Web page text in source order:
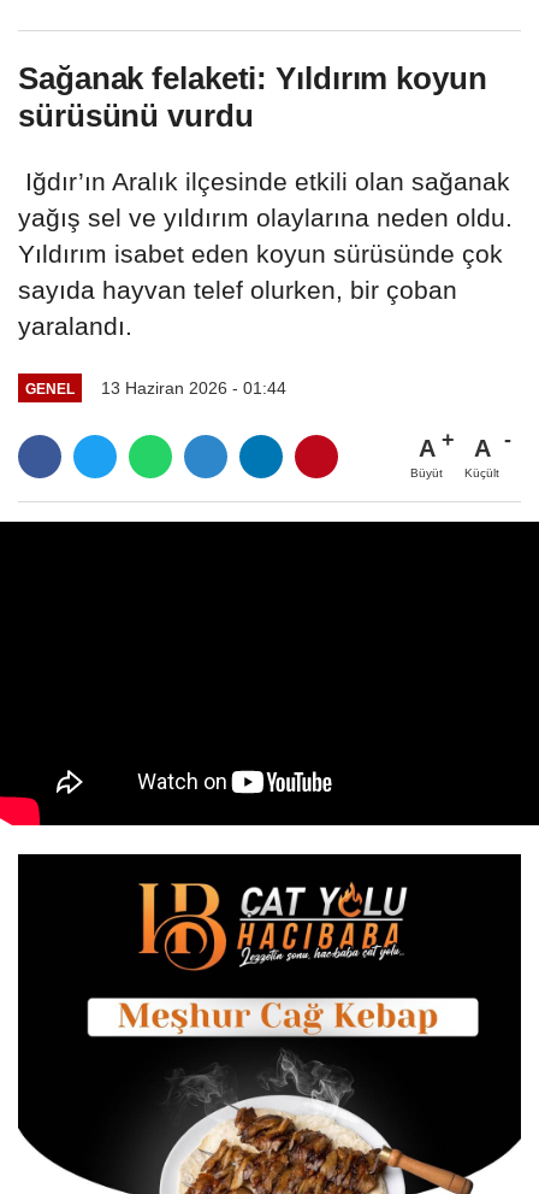
Sağanak felaketi: Yıldırım koyun
sürüsünü vurdu
Iğdır’ın Aralık ilçesinde etkili olan sağanak
yağış sel ve yıldırım olaylarına neden oldu.
Yıldırım isabet eden koyun sürüsünde çok
sayıda hayvan telef olurken, bir çoban
yaralandı.
GENEL 13 Haziran 2026 - 01:44
A
Büyüt
A
Küçült